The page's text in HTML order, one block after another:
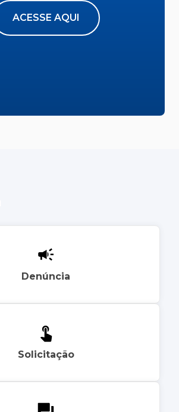
ACESSE AQUI
Denúncia
Solicitação